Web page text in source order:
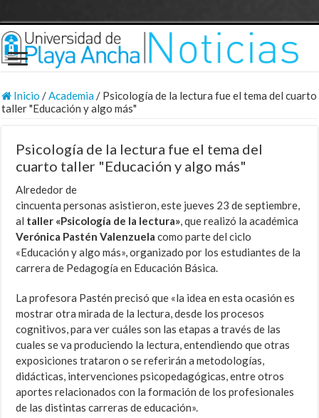
Inicio /Academia/ Psicología de la lectura fue el tema del cuarto
taller "Educación y algo más"
Psicología de la lectura fue el tema del
cuarto taller "Educación y algo más"
Alrededor de
cincuenta personas asistieron, este jueves 23 de septiembre,
al taller «Psicología de la lectura», que realizó la académica
Verónica Pastén Valenzuelacomo parte del ciclo
«Educación y algo más», organizado por los estudiantes de la
carrera de Pedagogía en Educación Básica.
La profesora Pastén precisó que «la idea en esta ocasión es
mostrar otra mirada de la lectura, desde los procesos
cognitivos, para ver cuáles son las etapas a través de las
cuales se va produciendo la lectura, entendiendo que otras
exposiciones trataron o se referirán a metodologías,
didácticas, intervenciones psicopedagógicas, entre otros
aportes relacionados con la formación de los profesionales
de las distintas carreras de educación».